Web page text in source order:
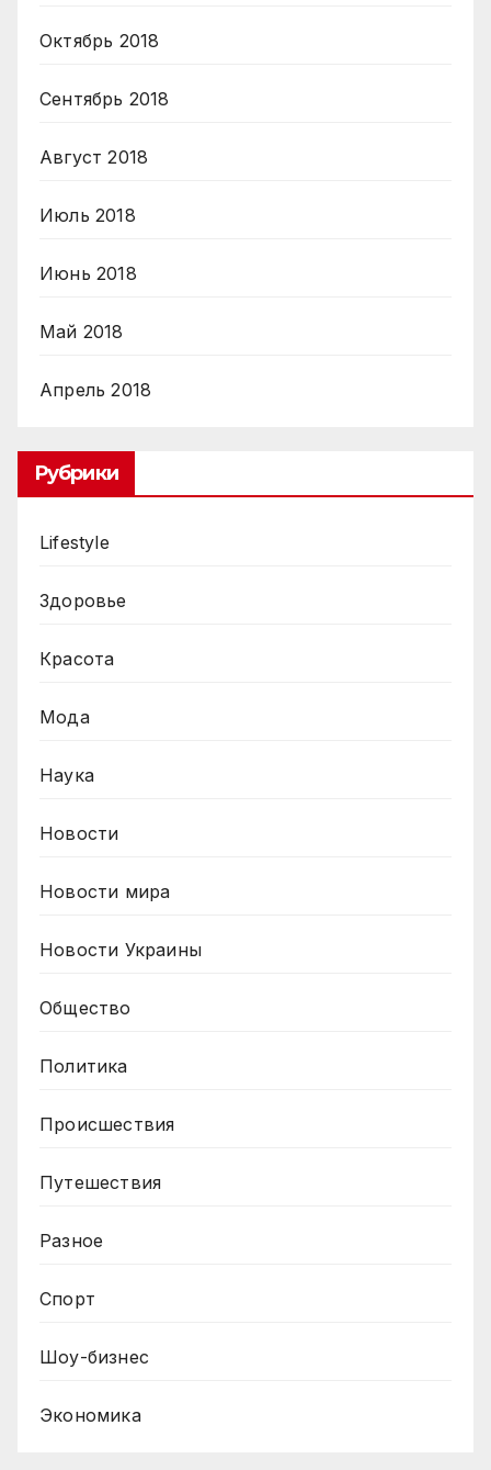
Октябрь 2018
Сентябрь 2018
Август 2018
Июль 2018
Июнь 2018
Май 2018
Апрель 2018
Рубрики
Lifestyle
Здоровье
Красота
Мода
Наука
Новости
Новости мира
Новости Украины
Общество
Политика
Происшествия
Путешествия
Разное
Спорт
Шоу-бизнес
Экономика